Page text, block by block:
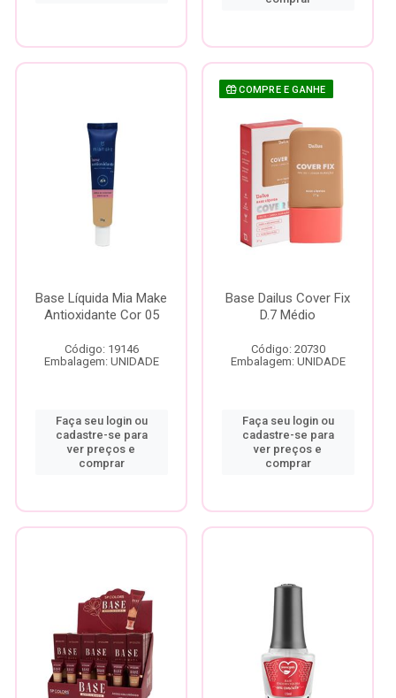
Base Líquida Mia Make
Antioxidante Cor 05
Código: 19146
Embalagem: UNIDADE
Faça seu login ou
cadastre-se para
ver preços e
comprar
COMPRE E GANHE
Base Dailus Cover Fix
D.7 Médio
Código: 20730
Embalagem: UNIDADE
Faça seu login ou
cadastre-se para
ver preços e
comprar